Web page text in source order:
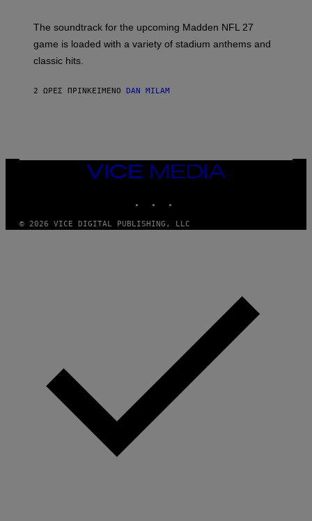
L
A
H
A
G
The soundtrack for the upcoming Madden NFL 27
game is loaded with a variety of stadium anthems and
classic hits.
2 ΏΡΕΣ ΠΡΙΝΚΕΊΜΕΝΟ DAN MILAM
VICE
MEDIA
© 2026 VICE DIGITAL PUBLISHING, LLC